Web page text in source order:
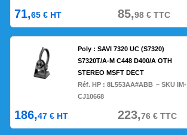
71,65 € HT 85,98€TTC
Poly : SAVI 7320 UC (S7320)
S7320T/A-M C448 D400/A OTH
STEREO MSFT DECT
Réf. HP :8L553AA#ABB – SKU IM-
CJ10668
186,47 € HT 223,76€TTC